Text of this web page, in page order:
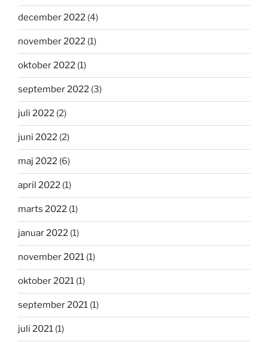
december 2022 (4)
november 2022 (1)
oktober 2022 (1)
september 2022 (3)
juli 2022 (2)
juni 2022 (2)
maj 2022 (6)
april 2022 (1)
marts 2022 (1)
januar 2022 (1)
november 2021 (1)
oktober 2021 (1)
september 2021 (1)
juli 2021 (1)